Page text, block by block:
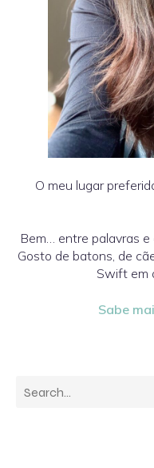
O meu lugar
Bem… entre palavras e
Gosto de batons, de
Swift em
Sabe